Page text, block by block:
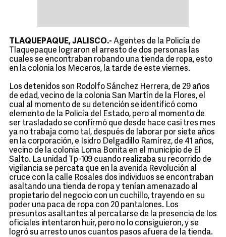
TLAQUEPAQUE, JALISCO.- Agentes de la Policía de
Tlaquepaque lograron el arresto de dos personas las
cuales se encontraban robando una tienda de ropa, esto
en la colonia los Meceros, la tarde de este viernes.
Los detenidos son Rodolfo Sánchez Herrera, de 29 años
de edad, vecino de la colonia San Martín de la Flores, el
cual al momento de su detención se identificó como
elemento de la Policía del Estado, pero al momento de
ser trasladado se confirmó que desde hace casi tres mes
ya no trabaja como tal, después de laborar por siete años
en la corporación, e Isidro Delgadillo Ramírez, de 41 años,
vecino de la colonia Loma Bonita en el municipio de El
Salto. La unidad Tp-109 cuando realizaba su recorrido de
vigilancia se percata que en la avenida Revolución al
cruce con la calle Rosales dos individuos se encontraban
asaltando una tienda de ropa y tenían amenazado al
propietario del negocio con un cuchillo, trayendo en su
poder una paca de ropa con 20 pantalones. Los
presuntos asaltantes al percatarse de la presencia de los
oficiales intentaron huir, pero no lo consiguieron, y se
logró su arresto unos cuantos pasos afuera de la tienda.